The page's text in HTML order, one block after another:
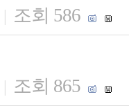
| 조회 586
| 조회 865